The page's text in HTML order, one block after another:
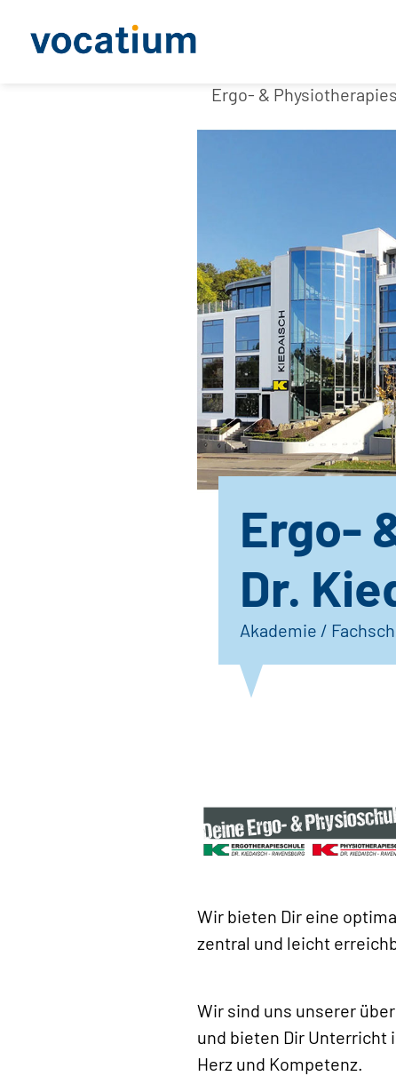
Ergo- &
Ergo-
Dr.
Akademie /
Wir bieten Dir eine
zentral und leicht
Wir sind uns unserer
und bieten Dir Unterricht
Herz und Kompetenz.